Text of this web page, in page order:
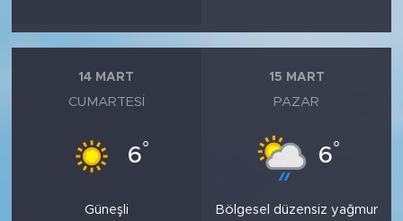
14 MART
CUMARTESI
6°
Güneşli
15 MART
PAZAR
6°
Bölgesel düzensiz yağmur